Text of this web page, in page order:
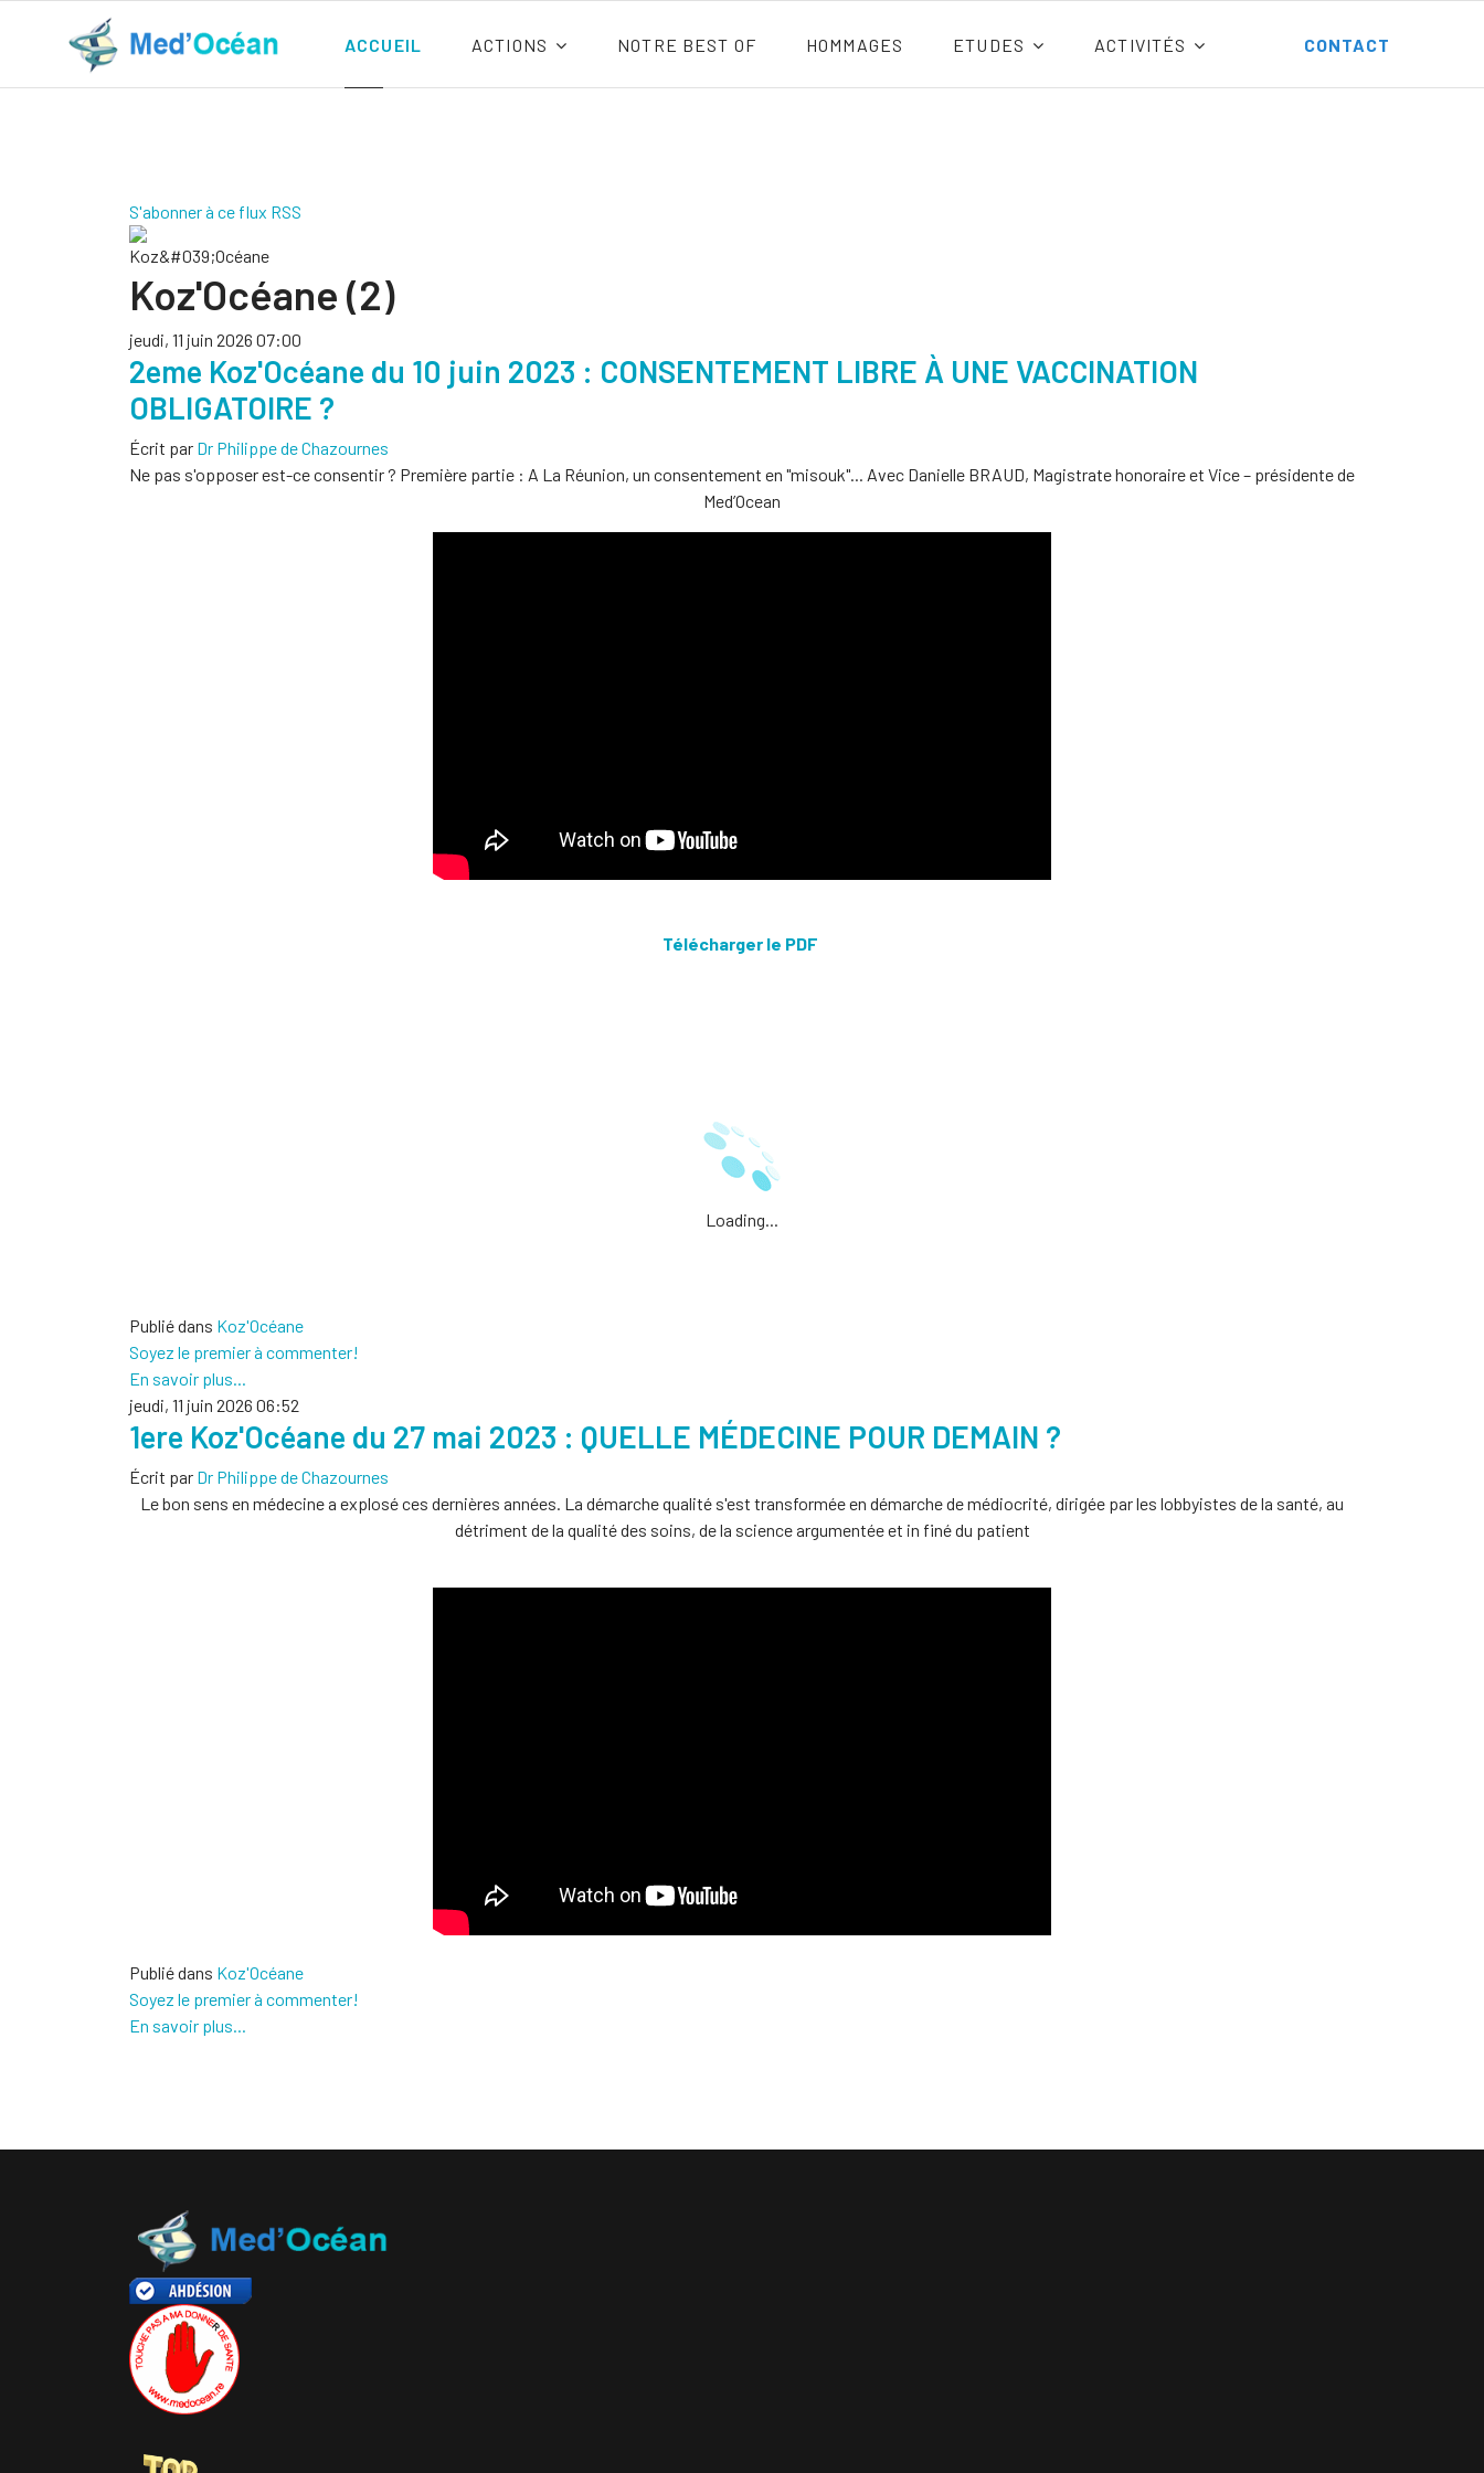
ACCUEIL ACTIONS NOTRE BEST OF HOMMAGES ETUDES ACTIVITÉS CONTACT
S'abonner à ce flux RSS
Koz'Océane (2)
jeudi, 11 juin 2026 07:00
2eme Koz'Océane du 10 juin 2023 : CONSENTEMENT LIBRE À UNE VACCINATION
OBLIGATOIRE ?
Écrit par Dr Philippe de Chazournes
Ne pas s'opposer est-ce consentir ? Première partie : A La Réunion, un consentement en "misouk"... Avec Danielle BRAUD, Magistrate honoraire et Vice – présidente de
Med’Ocean
Télécharger le PDF
Loading...
Publié dans Koz'Océane
Soyez le premier à commenter!
En savoir plus...
jeudi, 11 juin 2026 06:52
1ere Koz'Océane du 27 mai 2023 : QUELLE MÉDECINE POUR DEMAIN ?
Écrit par Dr Philippe de Chazournes
Le bon sens en médecine a explosé ces dernières années. La démarche qualité s'est transformée en démarche de médiocrité, dirigée par les lobbyistes de la santé, au
détriment de la qualité des soins, de la science argumentée et in finé du patient
Publié dans Koz'Océane
Soyez le premier à commenter!
En savoir plus...